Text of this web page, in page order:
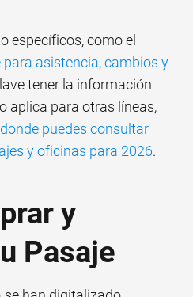
específicos, como el
asistencia, cambios y
tener la información
aplica para otras líneas,
puedes consultar
y oficinas para 2026.
y
Pasaje